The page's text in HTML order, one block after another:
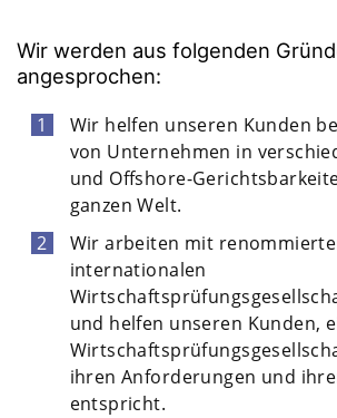
Wir werden aus folgenden
angesprochen:
Wir helfen unseren Kunden
von Unternehmen in
und Offshore-
ganzen Welt.
Wir arbeiten mit
internationalen
und helfen unseren Kunden,
ihren Anforderungen und
entspricht.